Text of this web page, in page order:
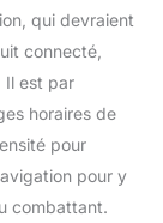
qui devraient
connecté,
Il est par
horaires de
pour
pour y
combattant.